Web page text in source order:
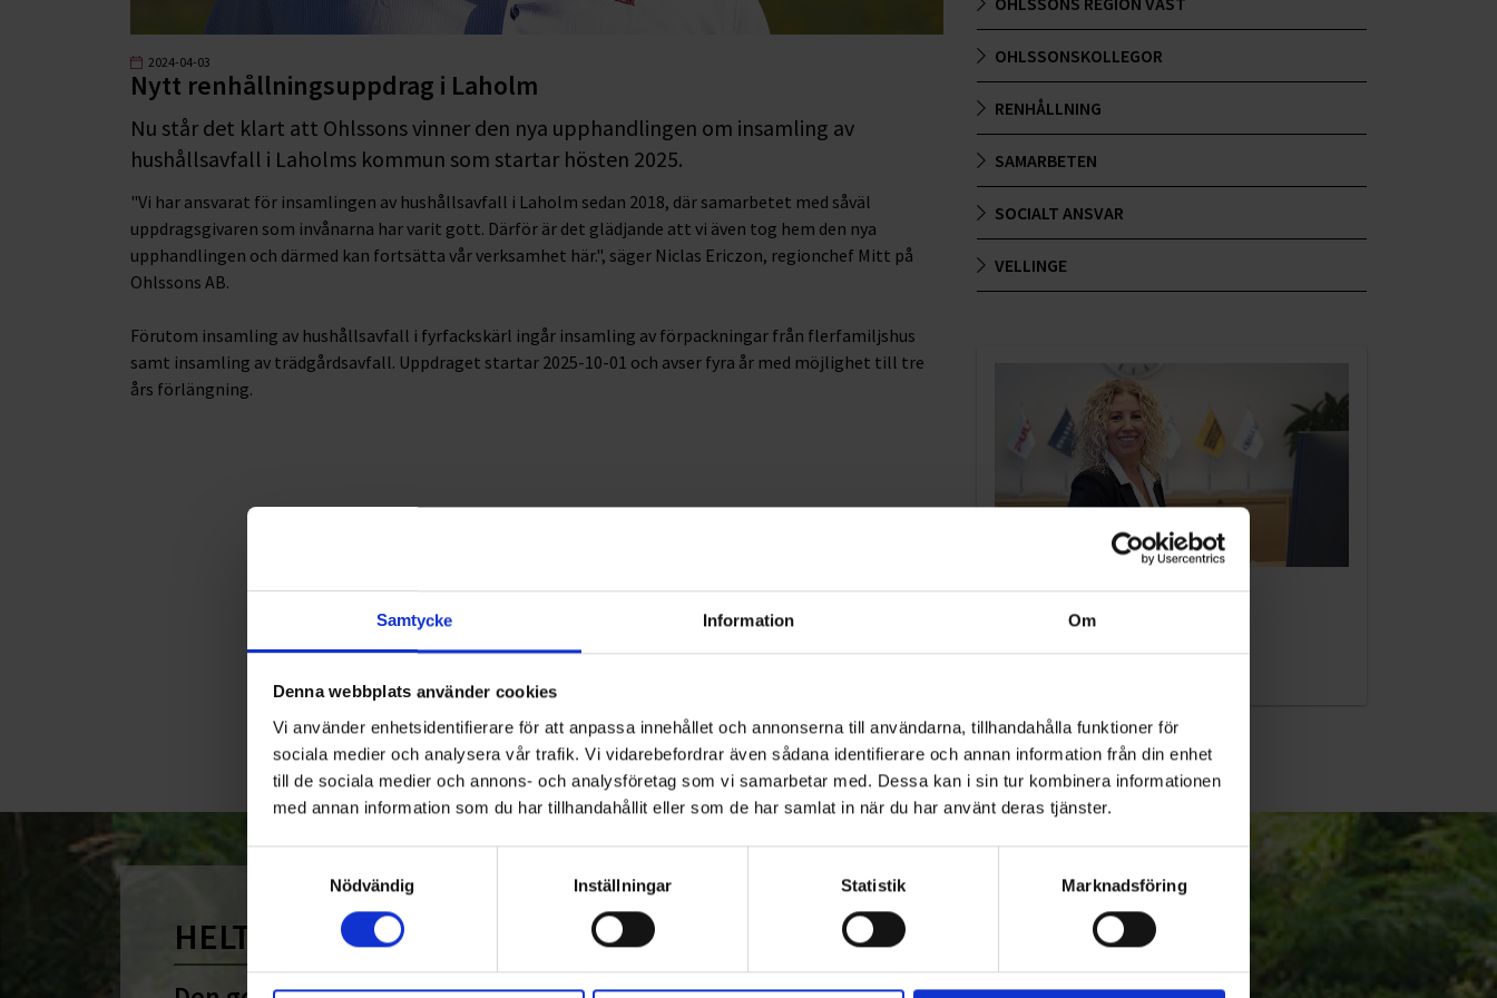
Samtycke Information Om
Denna webbplats använder cookies
Vi använder enhetsidentifierare för att anpassa innehållet och annonserna till användarna, tillhandahålla funktioner för
sociala medier och analysera vår trafik. Vi vidarebefordrar även sådana identifierare och annan information från din enhet
till de sociala medier och annons- och analysföretag som vi samarbetar med. Dessa kan i sin tur kombinera informationen
med annan information som du har tillhandahållit eller som de har samlat in när du har använt deras tjänster.
Nödvändig
Inställningar Statistik Marknadsföring
2024-04-03
Nytt renhållningsuppdrag i Laholm
Nu står det klart att Ohlssons vinner den nya upphandlingen om insamling av
hushållsavfall i Laholms kommun som startar hösten 2025.
"Vi har ansvarat för insamlingen av hushållsavfall i Laholm sedan 2018, där samarbetet med såväl
uppdragsgivaren som invånarna har varit gott. Därför är det glädjande att vi även tog hem den nya
upphandlingen och därmed kan fortsätta vår verksamhet här.", säger Niclas Ericzon, regionchef Mitt på
Ohlssons AB.
Förutom insamling av hushållsavfall i fyrfackskärl ingår insamling av förpackningar från flerfamiljshus
samt insamling av trädgårdsavfall. Uppdraget startar 2025-10-01 och avser fyra år med möjlighet till tre
års förlängning.
OHLSSONSKOLLEGOR
RENHÅLLNING
SAMARBETEN
SOCIALT ANSVAR
VELLINGE
KUNDTJÄNST
010-45 00 200​
HELT ENKELT HÅLLBART